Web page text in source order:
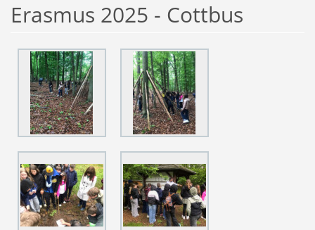
Erasmus 2025 - Cottbus